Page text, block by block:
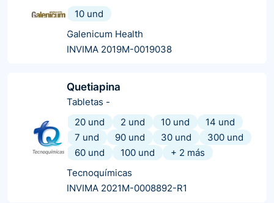
10 und
Galenicum Health
INVIMA 2019M-0019038
Quetiapina
Tabletas -
20 und
2 und 10 und
14 und
7 und
90 und 30 und
300 und
60 und
100 und + 2 más
Tecnoquímicas
INVIMA 2021M-0008892-R1